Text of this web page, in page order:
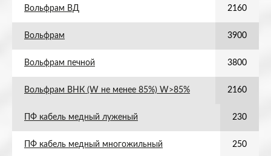
Вольфрам ВД 2160
Вольфрам 3900
Вольфрам печной 3800
Вольфрам ВНК (W не менее 85%) W>85% 2160
ПФ кабель медный луженый 230
ПФ кабель медный многожильный 250